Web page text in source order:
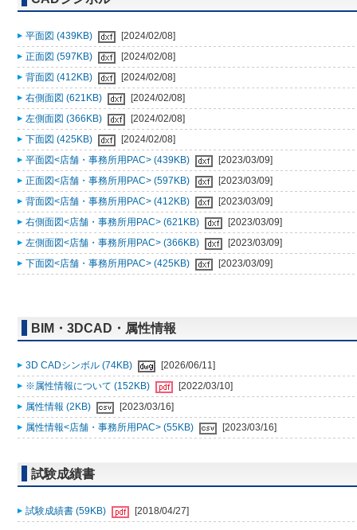
平面図 (439KB)
[2024/02/08]
正面図 (597KB)
[2024/02/08]
背面図 (412KB)
[2024/02/08]
右側面図 (621KB)
[2024/02/08]
左側面図 (366KB)
[2024/02/08]
下面図 (425KB)
[2024/02/08]
平面図<店舗・事務所用PAC> (439KB)
[2023/03/09]
正面図<店舗・事務所用PAC> (597KB)
[2023/03/09]
背面図<店舗・事務所用PAC> (412KB)
[2023/03/09]
右側面図<店舗・事務所用PAC> (621KB)
[2023/03/09]
左側面図<店舗・事務所用PAC> (366KB)
[2023/03/09]
下面図<店舗・事務所用PAC> (425KB)
[2023/03/09]
BIM・3DCAD・属性情報
3D CADシンボル (74KB)
[2026/06/11]
※属性情報について (152KB)
[2022/03/10]
属性情報 (2KB)
[2023/03/16]
属性情報<店舗・事務所用PAC> (55KB)
[2023/03/16]
試験成績書
試験成績書 (59KB) [2018/04/27]